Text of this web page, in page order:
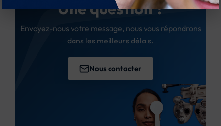
Une question ?
Envoyez-nous votre message, nous vous répondrons
dans les meilleurs délais.
Nous contacter